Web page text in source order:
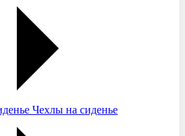
Чехлы на сиденье